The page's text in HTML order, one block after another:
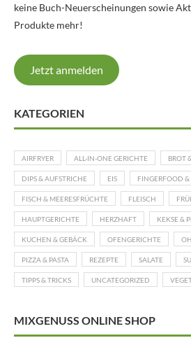
keine Buch-Neuerscheinungen sowie
Produkte mehr!
Jetzt anmelden
KATEGORIEN
AIRFRYER ALL-IN-ONE GERICHTE BROT
DIPS & AUFSTRICHE EIS FINGERFOOD &
FISCH & MEERESFRÜCHTE FLEISCH
HAUPTGERICHTE HERZHAFT KEKSE &
KUCHEN & GEBÄCK OFENGERICHTE
PIZZA & PASTA REZEPTE SALATE
TIPPS & TRICKS UNCATEGORIZED
MIXGENUSS ONLINE SHOP